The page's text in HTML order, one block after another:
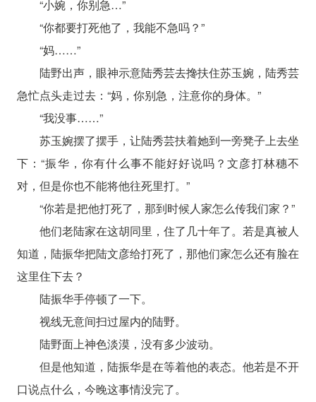
“小婉，你别急…”
“你都要打死他了，我能不急吗？”
“妈……”
陆野出声，眼神示意陆秀芸去搀扶住苏玉婉，陆秀芸
急忙点头走过去：“妈，你别急，注意你的身体。”
“我没事……”
苏玉婉摆了摆手，让陆秀芸扶着她到一旁凳子上去坐
下：“振华，你有什么事不能好好说吗？文彦打林穗不
对，但是你也不能将他往死里打。”
“你若是把他打死了，那到时候人家怎么传我们家？”
他们老陆家在这胡同里，住了几十年了。若是真被人
知道，陆振华把陆文彦给打死了，那他们家怎么还有脸在
这里住下去？
陆振华手停顿了一下。
视线无意间扫过屋内的陆野。
陆野面上神色淡漠，没有多少波动。
但是他知道，陆振华是在等着他的表态。他若是不开
口说点什么，今晚这事情没完了。